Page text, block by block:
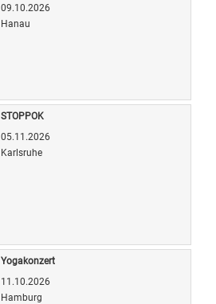
09.10.2026
Hanau
STOPPOK
05.11.2026
Karlsruhe
Yogakonzert
11.10.2026
Hamburg